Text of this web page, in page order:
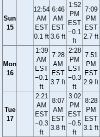
Sun
15
12:54
AM
EST
0.1 ft
6:46
AM
EST
3.6 ft
1:52
PM
EST
−0.1
ft
7:09
PM
EST
2.7 ft
Mon
16
1:39
AM
EST
−0.1
ft
7:28
AM
EST
3.7 ft
2:28
PM
EST
−0.3
ft
7:51
PM
EST
2.9 ft
Tue
17
2:21
AM
EST
−0.3
ft
8:07
AM
EST
3.8 ft
3:02
PM
EST
−0.5
ft
8:28
PM
EST
3.1 ft